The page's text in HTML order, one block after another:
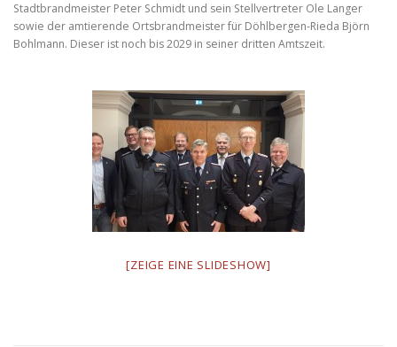
Stadtbrandmeister Peter Schmidt und sein Stellvertreter Ole Langer
sowie der amtierende Ortsbrandmeister für Döhlbergen-Rieda Björn
Bohlmann. Dieser ist noch bis 2029 in seiner dritten Amtszeit.
[ZEIGE EINE SLIDESHOW]